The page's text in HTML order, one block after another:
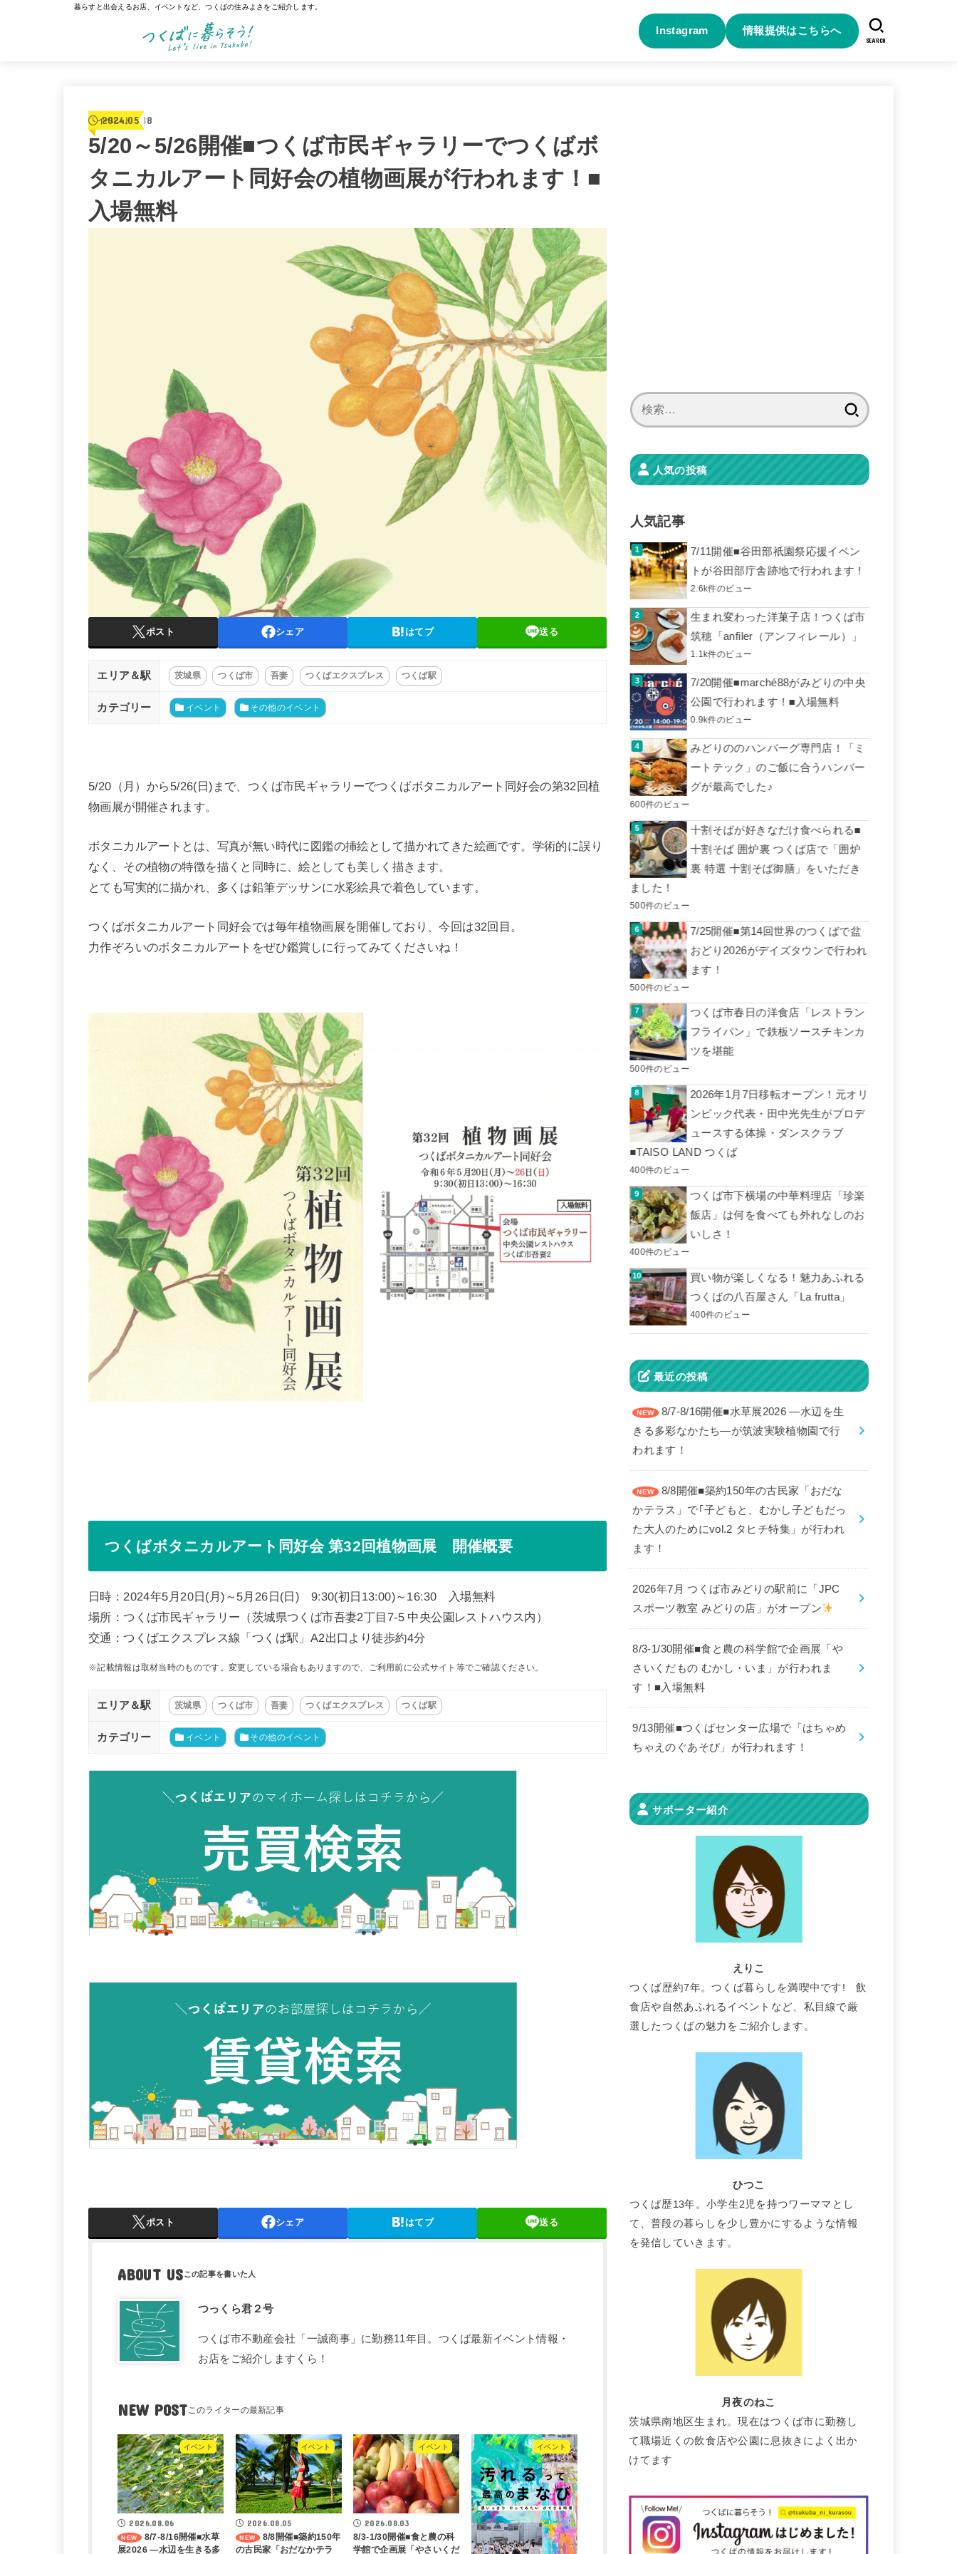
暮らすと出会えるお店、イベントなど、つくばの住みよさをご紹介します。
Instagram 情報提供はこちらへ
SEARCH
イベント
2024.05.18
5/20～5/26開催■つくば市民ギャラリーでつくばボ
タニカルアート同好会の植物画展が行われます！■
入場無料
ポスト シェア はてブ 送る
エリア＆駅 茨城県 つくば市 吾妻 つくばエクスプレス つくば駅
カテゴリー イベント その他のイベント
5/20（月）から5/26(日)まで、つくば市民ギャラリーでつくばボタニカルアート同好会の第32回植
物画展が開催されます。
ボタニカルアートとは、写真が無い時代に図鑑の挿絵として描かれてきた絵画です。学術的に誤り
なく、その植物の特徴を描くと同時に、絵としても美しく描きます。
とても写実的に描かれ、多くは鉛筆デッサンに水彩絵具で着色しています。
つくばボタニカルアート同好会では毎年植物画展を開催しており、今回は32回目。
力作ぞろいのボタニカルアートをぜひ鑑賞しに行ってみてくださいね！
つくばボタニカルアート同好会 第32回植物画展 開催概要
日時：2024年5月20日(月)～5月26日(日) 9:30(初日13:00)～16:30 入場無料
場所：つくば市民ギャラリー（茨城県つくば市吾妻2丁目7-5 中央公園レストハウス内）
交通：つくばエクスプレス線「つくば駅」A2出口より徒歩約4分
※記載情報は取材当時のものです。変更している場合もありますので、ご利用前に公式サイト等でご確認ください。
エリア＆駅 茨城県 つくば市 吾妻 つくばエクスプレス つくば駅
カテゴリー イベント その他のイベント
ポスト シェア はてブ 送る
ABOUT US
つっくら君２号
つくば市不動産会社「一誠商事」に勤務11年目。つくば最新イベント情報・
お店をご紹介しますくら！
NEW POST
イベント
2026.08.06
8/7-8/16開催■水草
展2026 ―水辺を生きる多
イベント
2026.08.05
8/8開催■築約150年
の古民家「おだなかテラ
イベント
2026.08.03
8/3-1/30開催■食と農の科
学館で企画展「やさいくだ
イベント
人気の投稿
人気記事
7/11開催■谷田部祇園祭応援イベン
トが谷田部庁舎跡地で行われます！
2.6k件のビュー
生まれ変わった洋菓子店！つくば市
筑穂「anfiler（アンフィレール）」
1.1k件のビュー
7/20開催■marché88がみどりの中央
公園で行われます！■入場無料
0.9k件のビュー
みどりののハンバーグ専門店！「ミ
ートテック」のご飯に合うハンバー
グが最高でした♪
600件のビュー
十割そばが好きなだけ食べられる■
十割そば 囲炉裏 つくば店で「囲炉
裏 特選 十割そば御膳」をいただき
ました！
500件のビュー
7/25開催■第14回世界のつくばで盆
おどり2026がデイズタウンで行われ
ます！
500件のビュー
つくば市春日の洋食店「レストラン
フライパン」で鉄板ソースチキンカ
ツを堪能
500件のビュー
2026年1月7日移転オープン！元オリ
ンピック代表・田中光先生がプロデ
ュースする体操・ダンスクラブ
■TAISO LAND つくば
400件のビュー
つくば市下横場の中華料理店「珍楽
飯店」は何を食べても外れなしのお
いしさ！
400件のビュー
買い物が楽しくなる！魅力あふれる
つくばの八百屋さん「La frutta」
400件のビュー
最近の投稿
8/7-8/16開催■水草展2026 ―水辺を生
きる多彩なかたち―が筑波実験植物園で行
われます！
8/8開催■築約150年の古民家「おだな
かテラス」で｢子どもと、むかし子どもだっ
た大人のためにvol.2 タヒチ特集」が行われ
ます！
2026年7月 つくば市みどりの駅前に「JPC
スポーツ教室 みどりの店」がオープン
8/3-1/30開催■食と農の科学館で企画展「や
さいくだもの むかし・いま」が行われま
す！■入場無料
9/13開催■つくばセンター広場で「はちゃめ
ちゃえのぐあそび」が行われます！
サポーター紹介
えりこ
つくば歴約7年。つくば暮らしを満喫中です! 飲
食店や自然あふれるイベントなど、私目線で厳
選したつくばの魅力をご紹介します。
ひつこ
つくば歴13年。小学生2児を持つワーママとし
て、普段の暮らしを少し豊かにするような情報
を発信していきます。
月夜のねこ
茨城県南地区生まれ。現在はつくば市に勤務し
て職場近くの飲食店や公園に息抜きによく出か
けてます